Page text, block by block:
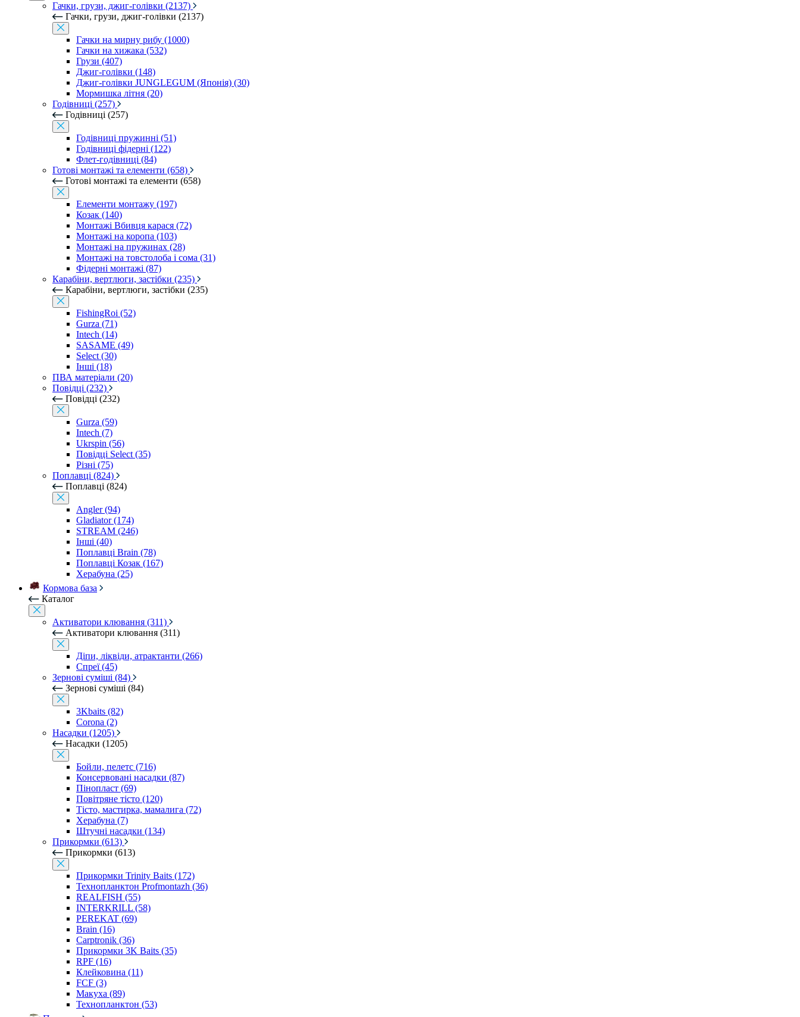
Гачки, грузи, джиг-голівки (2137)
Гачки, грузи, джиг-голівки (2137)
Гачки на мирну рибу (1000)
Гачки на хижака (532)
Грузи (407)
Джиг-голівки (148)
Джиг-голівки JUNGLEGUM (Японія) (30)
Мормишка літня (20)
Годівниці (257)
Годівниці (257)
Годівниці пружинні (51)
Годівниці фідерні (122)
Флет-годівниці (84)
Готові монтажі та елементи (658)
Готові монтажі та елементи (658)
Елементи монтажу (197)
Козак (140)
Монтажі Вбивця карася (72)
Монтажі на коропа (103)
Монтажі на пружинах (28)
Монтажі на товстолоба і сома (31)
Фідерні монтажі (87)
Карабіни, вертлюги, застібки (235)
Карабіни, вертлюги, застібки (235)
FishingRoi (52)
Gurza (71)
Intech (14)
SASAME (49)
Select (30)
Інші (18)
ПВА матеріали (20)
Повідці (232)
Повідці (232)
Gurza (59)
Intech (7)
Ukrspin (56)
Повідці Select (35)
Різні (75)
Поплавці (824)
Поплавці (824)
Angler (94)
Gladiator (174)
STREAM (246)
Інші (40)
Поплавці Brain (78)
Поплавці Козак (167)
Херабуна (25)
Кормова база
Каталог
Активатори клювання (311)
Активатори клювання (311)
Діпи, ліквіди, атрактанти (266)
Спреї (45)
Зернові суміші (84)
Зернові суміші (84)
3Kbaits (82)
Corona (2)
Насадки (1205)
Насадки (1205)
Бойли, пелетс (716)
Консервовані насадки (87)
Пінопласт (69)
Повітряне тісто (120)
Тісто, мастирка, мамалига (72)
Херабуна (7)
Штучні насадки (134)
Прикормки (613)
Прикормки (613)
Прикормки Trinity Baits (172)
Технопланктон Profmontazh (36)
REALFISH (55)
INTERKRILL (58)
PEREKAT (69)
Brain (16)
Carptronik (36)
Прикормки 3K Baits (35)
RPF (16)
Клейковина (11)
FCF (3)
Макуха (89)
Технопланктон (53)